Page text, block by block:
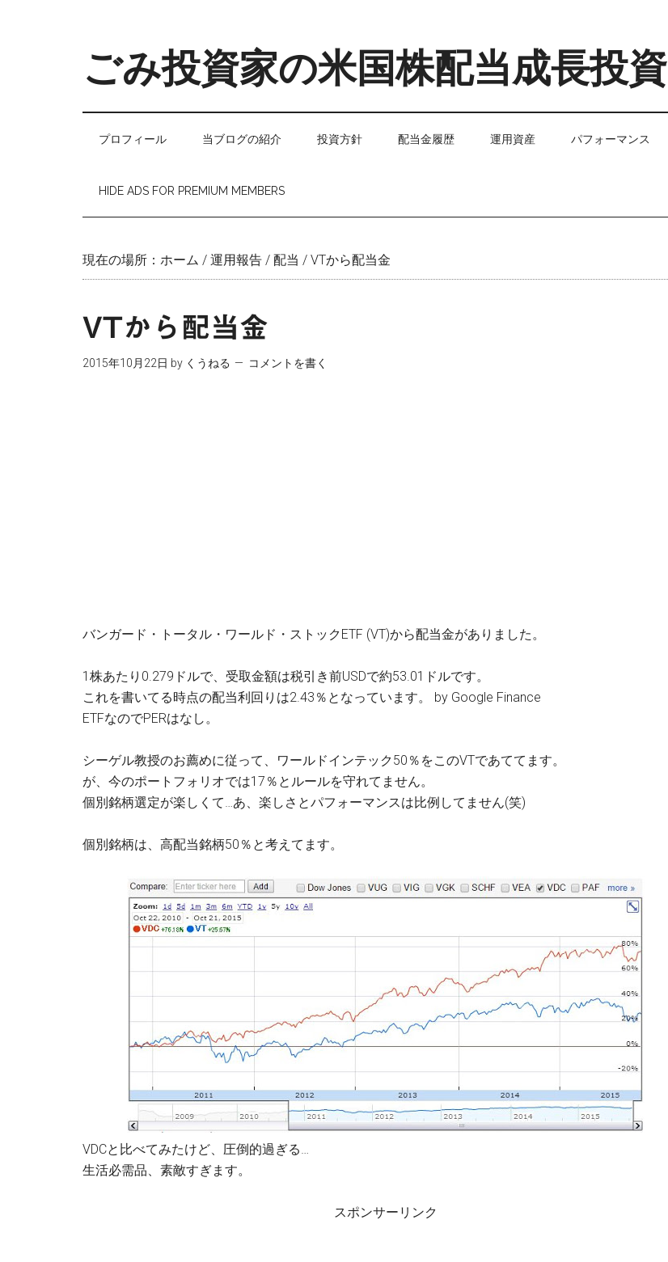
ごみ投資家の米国株配当成長投資
プロフィール 当ブログの紹介 投資方針 配当金履歴 運用資産 パフォーマンス
HIDE ADS FOR PREMIUM MEMBERS
現在の場所： ホーム / 運用報告 / 配当 / VTから配当金
VTから配当金
2015年10月22日 by くうねる コメントを書く
バンガード・トータル・ワールド・ストックETF (VT)から配当金がありました。
1株あたり0.279ドルで、受取金額は税引き前USDで約53.01ドルです。
これを書いてる時点の配当利回りは2.43％となっています。 by Google Finance
ETFなのでPERはなし。
シーゲル教授のお薦めに従って、ワールドインテック50％をこのVTであててます。
が、今のポートフォリオでは17％とルールを守れてません。
個別銘柄選定が楽しくて…あ、楽しさとパフォーマンスは比例してません(笑)
個別銘柄は、高配当銘柄50％と考えてます。
VDCと比べてみたけど、圧倒的過ぎる…
生活必需品、素敵すぎます。
スポンサーリンク